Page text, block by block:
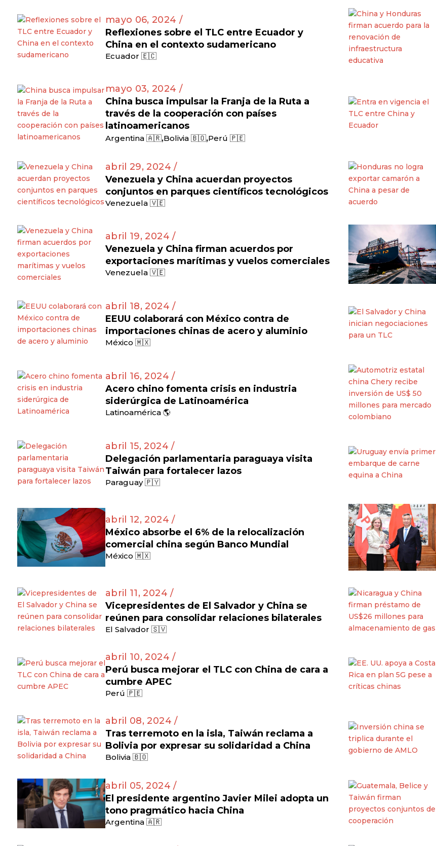
mayo 06, 2024 /
Reflexiones sobre el TLC entre Ecuador y
China en el contexto sudamericano
Ecuador 🇪🇨
mayo 03, 2024 /
China busca impulsar la Franja de la Ruta a
través de la cooperación con países
latinoamericanos
Argentina 🇦🇷,Bolivia 🇧🇴,Perú 🇵🇪
abril 29, 2024 /
Venezuela y China acuerdan proyectos
conjuntos en parques científicos tecnológicos
Venezuela 🇻🇪
abril 19, 2024 /
Venezuela y China firman acuerdos por
exportaciones marítimas y vuelos comerciales
Venezuela 🇻🇪
abril 18, 2024 /
EEUU colaborará con México contra de
importaciones chinas de acero y aluminio
México 🇲🇽
abril 16, 2024 /
Acero chino fomenta crisis en industria
siderúrgica de Latinoamérica
Latinoamérica 🌎
abril 15, 2024 /
Delegación parlamentaria paraguaya visita
Taiwán para fortalecer lazos
Paraguay 🇵🇾
abril 12, 2024 /
México absorbe el 6% de la relocalización
comercial china según Banco Mundial
México 🇲🇽
abril 11, 2024 /
Vicepresidentes de El Salvador y China se
reúnen para consolidar relaciones bilaterales
El Salvador 🇸🇻
abril 10, 2024 /
Perú busca mejorar el TLC con China de cara a
cumbre APEC
Perú 🇵🇪
abril 08, 2024 /
Tras terremoto en la isla, Taiwán reclama a
Bolivia por expresar su solidaridad a China
Bolivia 🇧🇴
abril 05, 2024 /
El presidente argentino Javier Milei adopta un
tono pragmático hacia China
Argentina 🇦🇷